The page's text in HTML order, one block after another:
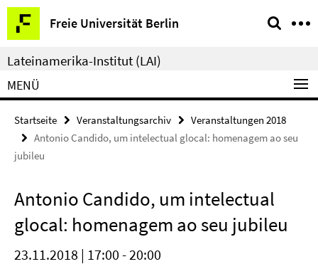
Springe
direkt
zu
Inhalt
Freie Universität Berlin
Service-
Navigation
Lateinamerika-Institut (LAI)
MENÜ
Startseite Veranstaltungsarchiv
Veranstaltungen 2018
Antonio Candido, um intelectual glocal: homenagem ao seu
jubileu
Antonio Candido, um intelectual
glocal: homenagem ao seu jubileu
23.11.2018 | 17:00 - 20:00